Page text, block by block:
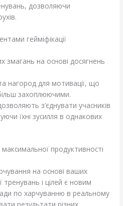
дозволяючи
гейміфікації
змагань на основі досягнень
нагород для мотивації, що
захоплюючими.
з’єднувати учасників
їхні зусилля в однакових
продуктивності
на основі ваших
тренувань і цілей є новим
по харчуванню в реальному